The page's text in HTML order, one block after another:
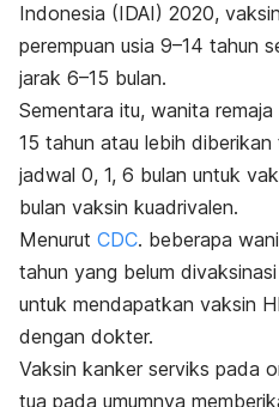
Indonesia (IDAI) 2020,
perempuan usia 9–14 tahun
jarak 6–15 bulan.
Sementara itu, wanita
15 tahun atau lebih
jadwal 0, 1, 6 bulan untuk
bulan vaksin kuadrivalen.
Menurut CDC. beberapa
tahun yang belum
untuk mendapatkan vaksin
dengan dokter.
Vaksin kanker serviks pada
tua pada umumnya